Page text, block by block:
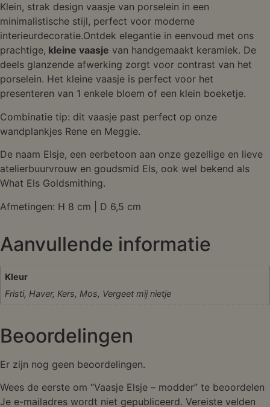
Klein, strak design vaasje van porselein in een
minimalistische stijl, perfect voor moderne
interieurdecoratie.Ontdek elegantie in eenvoud met ons
prachtige, kleine vaasje van handgemaakt keramiek. De
deels glanzende afwerking zorgt voor contrast van het
porselein. Het kleine vaasje is perfect voor het
presenteren van 1 enkele bloem of een klein boeketje.
Combinatie tip: dit vaasje past perfect op onze
wandplankjes Rene en Meggie.
De naam Elsje, een eerbetoon aan onze gezellige en lieve
atelierbuurvrouw en goudsmid Els, ook wel bekend als
What Els Goldsmithing.
Afmetingen: H 8 cm | D 6,5 cm
Aanvullende informatie
Kleur
Fristi, Haver, Kers, Mos, Vergeet mij nietje
Beoordelingen
Er zijn nog geen beoordelingen.
Wees de eerste om “Vaasje Elsje – modder” te beoordelen
Je e-mailadres wordt niet gepubliceerd. Vereiste velden